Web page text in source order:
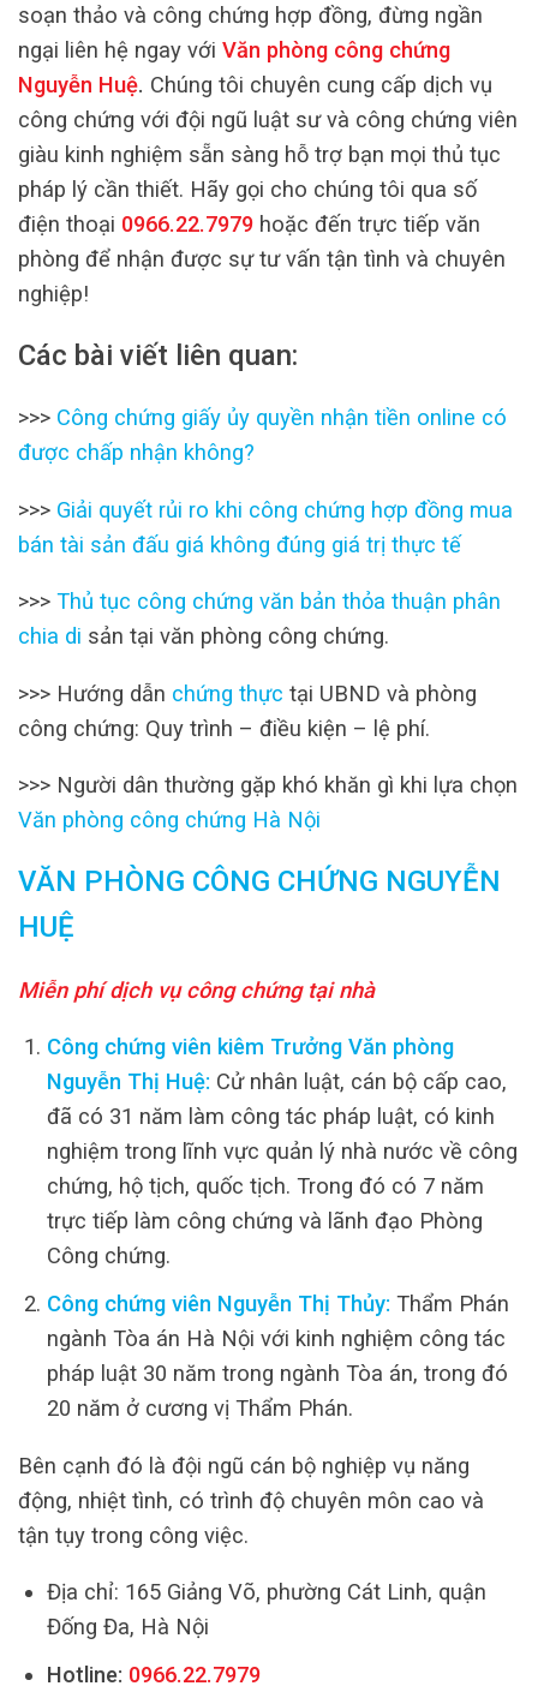
soạn thảo và công chứng hợp đồng, đừng ngần
ngại liên hệ ngay với Văn phòng công chứng
Nguyễn Huệ. Chúng tôi chuyên cung cấp dịch vụ
công chứng với đội ngũ luật sư và công chứng viên
giàu kinh nghiệm sẵn sàng hỗ trợ bạn mọi thủ tục
pháp lý cần thiết. Hãy gọi cho chúng tôi qua số
điện thoại 0966.22.7979 hoặc đến trực tiếp văn
phòng để nhận được sự tư vấn tận tình và chuyên
nghiệp!
Các bài viết liên quan:
>>> Công chứng giấy ủy quyền nhận tiền online có
được chấp nhận không?
>>> Giải quyết rủi ro khi công chứng hợp đồng mua
bán tài sản đấu giá không đúng giá trị thực tế
>>> Thủ tục công chứng văn bản thỏa thuận phân
chia di sản tại văn phòng công chứng.
>>> Hướng dẫn chứng thực tại UBND và phòng
công chứng: Quy trình – điều kiện – lệ phí.
>>> Người dân thường gặp khó khăn gì khi lựa chọn
Văn phòng công chứng Hà Nội
VĂN PHÒNG CÔNG CHỨNG NGUYỄN
HUỆ
Miễn phí dịch vụ công chứng tại nhà
Công chứng viên kiêm Trưởng Văn phòng
Nguyễn Thị Huệ: Cử nhân luật, cán bộ cấp cao,
đã có 31 năm làm công tác pháp luật, có kinh
nghiệm trong lĩnh vực quản lý nhà nước về công
chứng, hộ tịch, quốc tịch. Trong đó có 7 năm
trực tiếp làm công chứng và lãnh đạo Phòng
Công chứng.
Công chứng viên Nguyễn Thị Thủy: Thẩm Phán
ngành Tòa án Hà Nội với kinh nghiệm công tác
pháp luật 30 năm trong ngành Tòa án, trong đó
20 năm ở cương vị Thẩm Phán.
Bên cạnh đó là đội ngũ cán bộ nghiệp vụ năng
động, nhiệt tình, có trình độ chuyên môn cao và
tận tụy trong công việc.
Địa chỉ: 165 Giảng Võ, phường Cát Linh, quận
Đống Đa, Hà Nội
Hotline: 0966.22.7979